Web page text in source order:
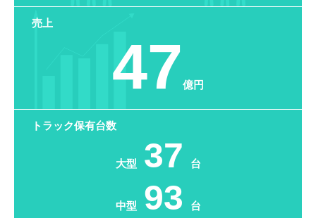
売上
47 億円
トラック保有台数
大型 37 台
中型 93 台